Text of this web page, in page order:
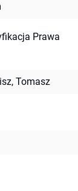
Prawa
Tomasz